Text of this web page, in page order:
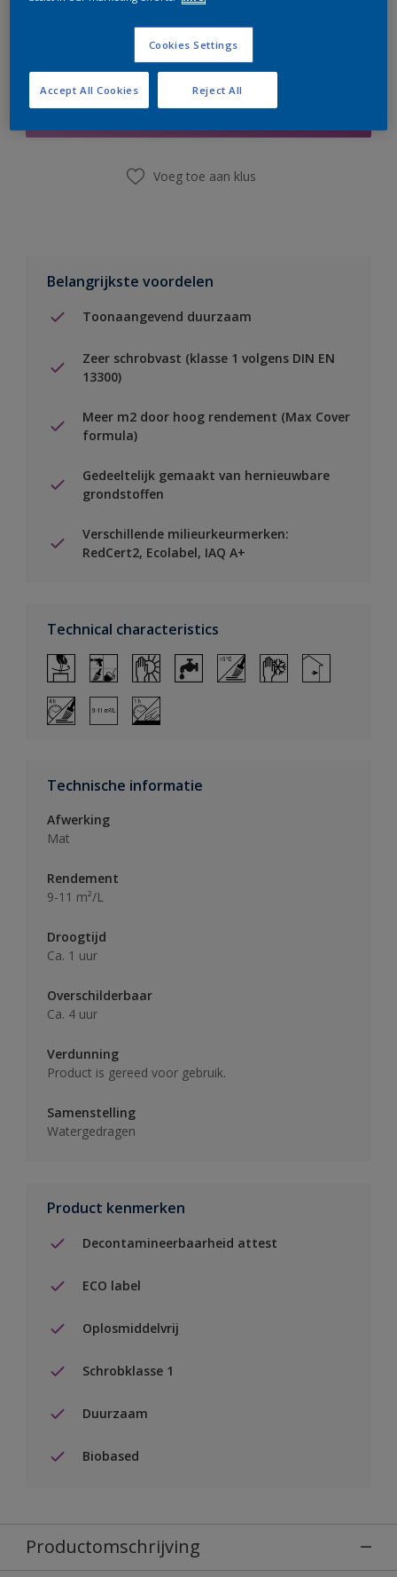
Boodschappenlijst
Voeg toe aan klus
Belangrijkste voordelen
Toonaangevend duurzaam
Zeer schrobvast (klasse 1 volgens DIN EN
13300)
Meer m2 door hoog rendement (Max Cover
formula)
Gedeeltelijk gemaakt van hernieuwbare
grondstoffen
Verschillende milieurkeurmerken:
RedCert2, Ecolabel, IAQ A+
Technical characteristics
Technische informatie
Afwerking
Mat
Rendement
9-11 m²/L
Droogtijd
Ca. 1 uur
Overschilderbaar
Ca. 4 uur
Verdunning
Product is gereed voor gebruik.
Samenstelling
Watergedragen
Product kenmerken
Decontamineerbaarheid attest
ECO label
Oplosmiddelvrij
Schrobklasse 1
Duurzaam
Biobased
Productomschrijving
Cookies Settings
Reject All
Accept All Cookies